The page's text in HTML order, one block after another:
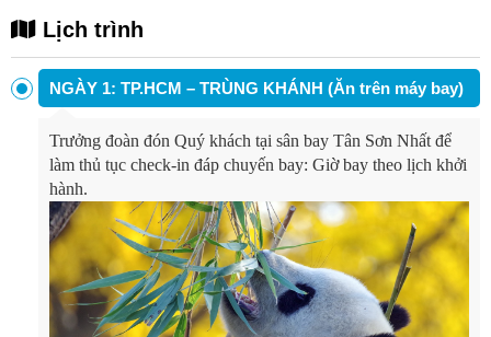
Lịch trình
NGÀY 1: TP.HCM – TRÙNG KHÁNH (Ăn trên máy bay)
Trưởng đoàn đón Quý khách tại sân bay Tân Sơn Nhất để
làm thủ tục check-in đáp chuyến bay: Giờ bay theo lịch khởi
hành.